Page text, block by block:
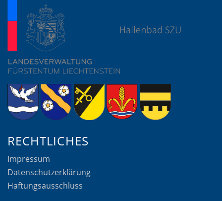
RECHTLICHES
Impressum
Datenschutzerklärung
Haftungsausschluss